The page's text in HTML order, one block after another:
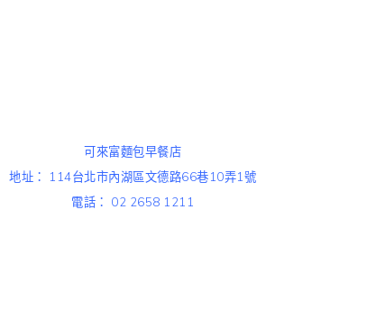
可來富麵包早餐店
地址： 114台北市內湖區文德路66巷10弄1號
電話： 02 2658 1211